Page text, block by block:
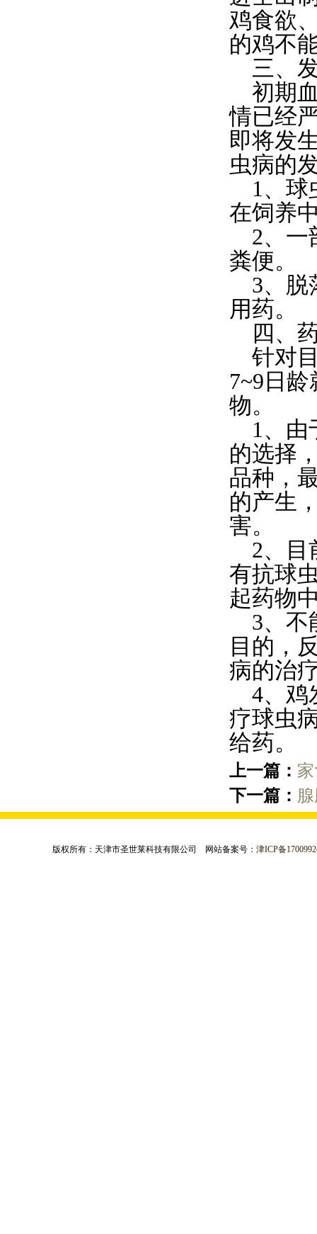
鸡食欲
的鸡不
三、
初期血
情已经
即将发
虫病的
1、球
在饲养
2、一
粪便。
3、脱
用药。
四、
针对目
7~9日
物。
1、由
的选择
品种，
的产生
害。
2、目
有抗球
起药物
3、不
目的，
病的
4、鸡
疗球虫
给药。
上一篇：
下一篇：
版权所有：天津市圣世莱科技有限公司 网站备案号：津ICP备